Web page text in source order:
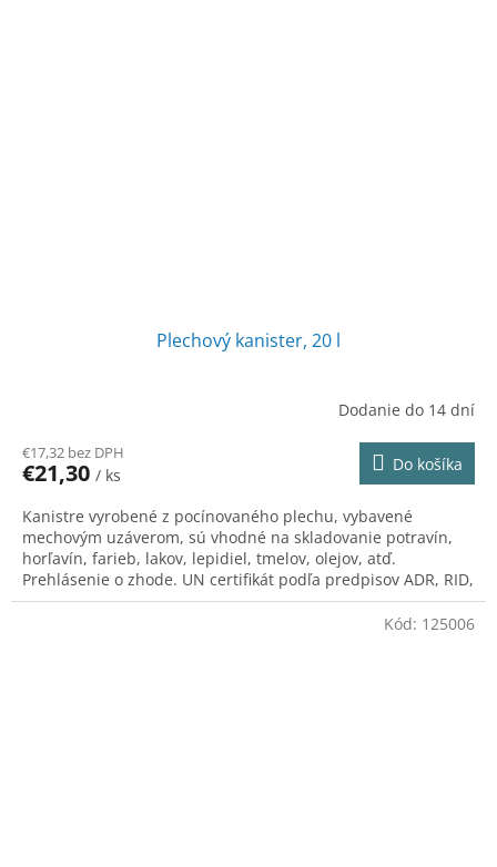
Plechový kanister, 20 l
Dodanie do 14 dní
€17,32 bez DPH
€21,30 / ks
Do košíka
Kanistre vyrobené z pocínovaného plechu, vybavené
mechovým uzáverom, sú vhodné na skladovanie potravín,
horľavín, farieb, lakov, lepidiel, tmelov, olejov, atď.
Prehlásenie o zhode. UN certifikát podľa predpisov ADR, RID,
IATA-DGR, IMDG.
Kód: 125006